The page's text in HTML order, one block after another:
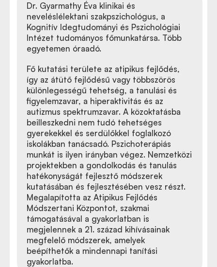
Dr. Gyarmathy Éva klinikai és
neveléslélektani szakpszichológus, a
Kognitív Idegtudományi és Pszichológiai
Intézet tudományos főmunkatársa. Több
egyetemen óraadó.
Fő kutatási területe az atipikus fejlődés,
így az átütő fejlődésű vagy többszörös
különlegességű tehetség, a tanulási és
figyelemzavar, a hiperaktivitás és az
autizmus spektrumzavar. A közoktatásba
beilleszkedni nem tudó tehetséges
gyerekekkel és serdülőkkel foglalkozó
iskolákban tanácsadó. Pszichoterápiás
munkát is ilyen irányban végez. Nemzetközi
projektekben a gondolkodás és tanulás
hatékonyságát fejlesztő módszerek
kutatásában és fejlesztésében vesz részt.
Megalapította az Atipikus Fejlődés
Módszertani Központot, szakmai
támogatásával a gyakorlatban is
megjelennek a 21. század kihívásainak
megfelelő módszerek, amelyek
beépíthetők a mindennapi tanítási
gyakorlatba.